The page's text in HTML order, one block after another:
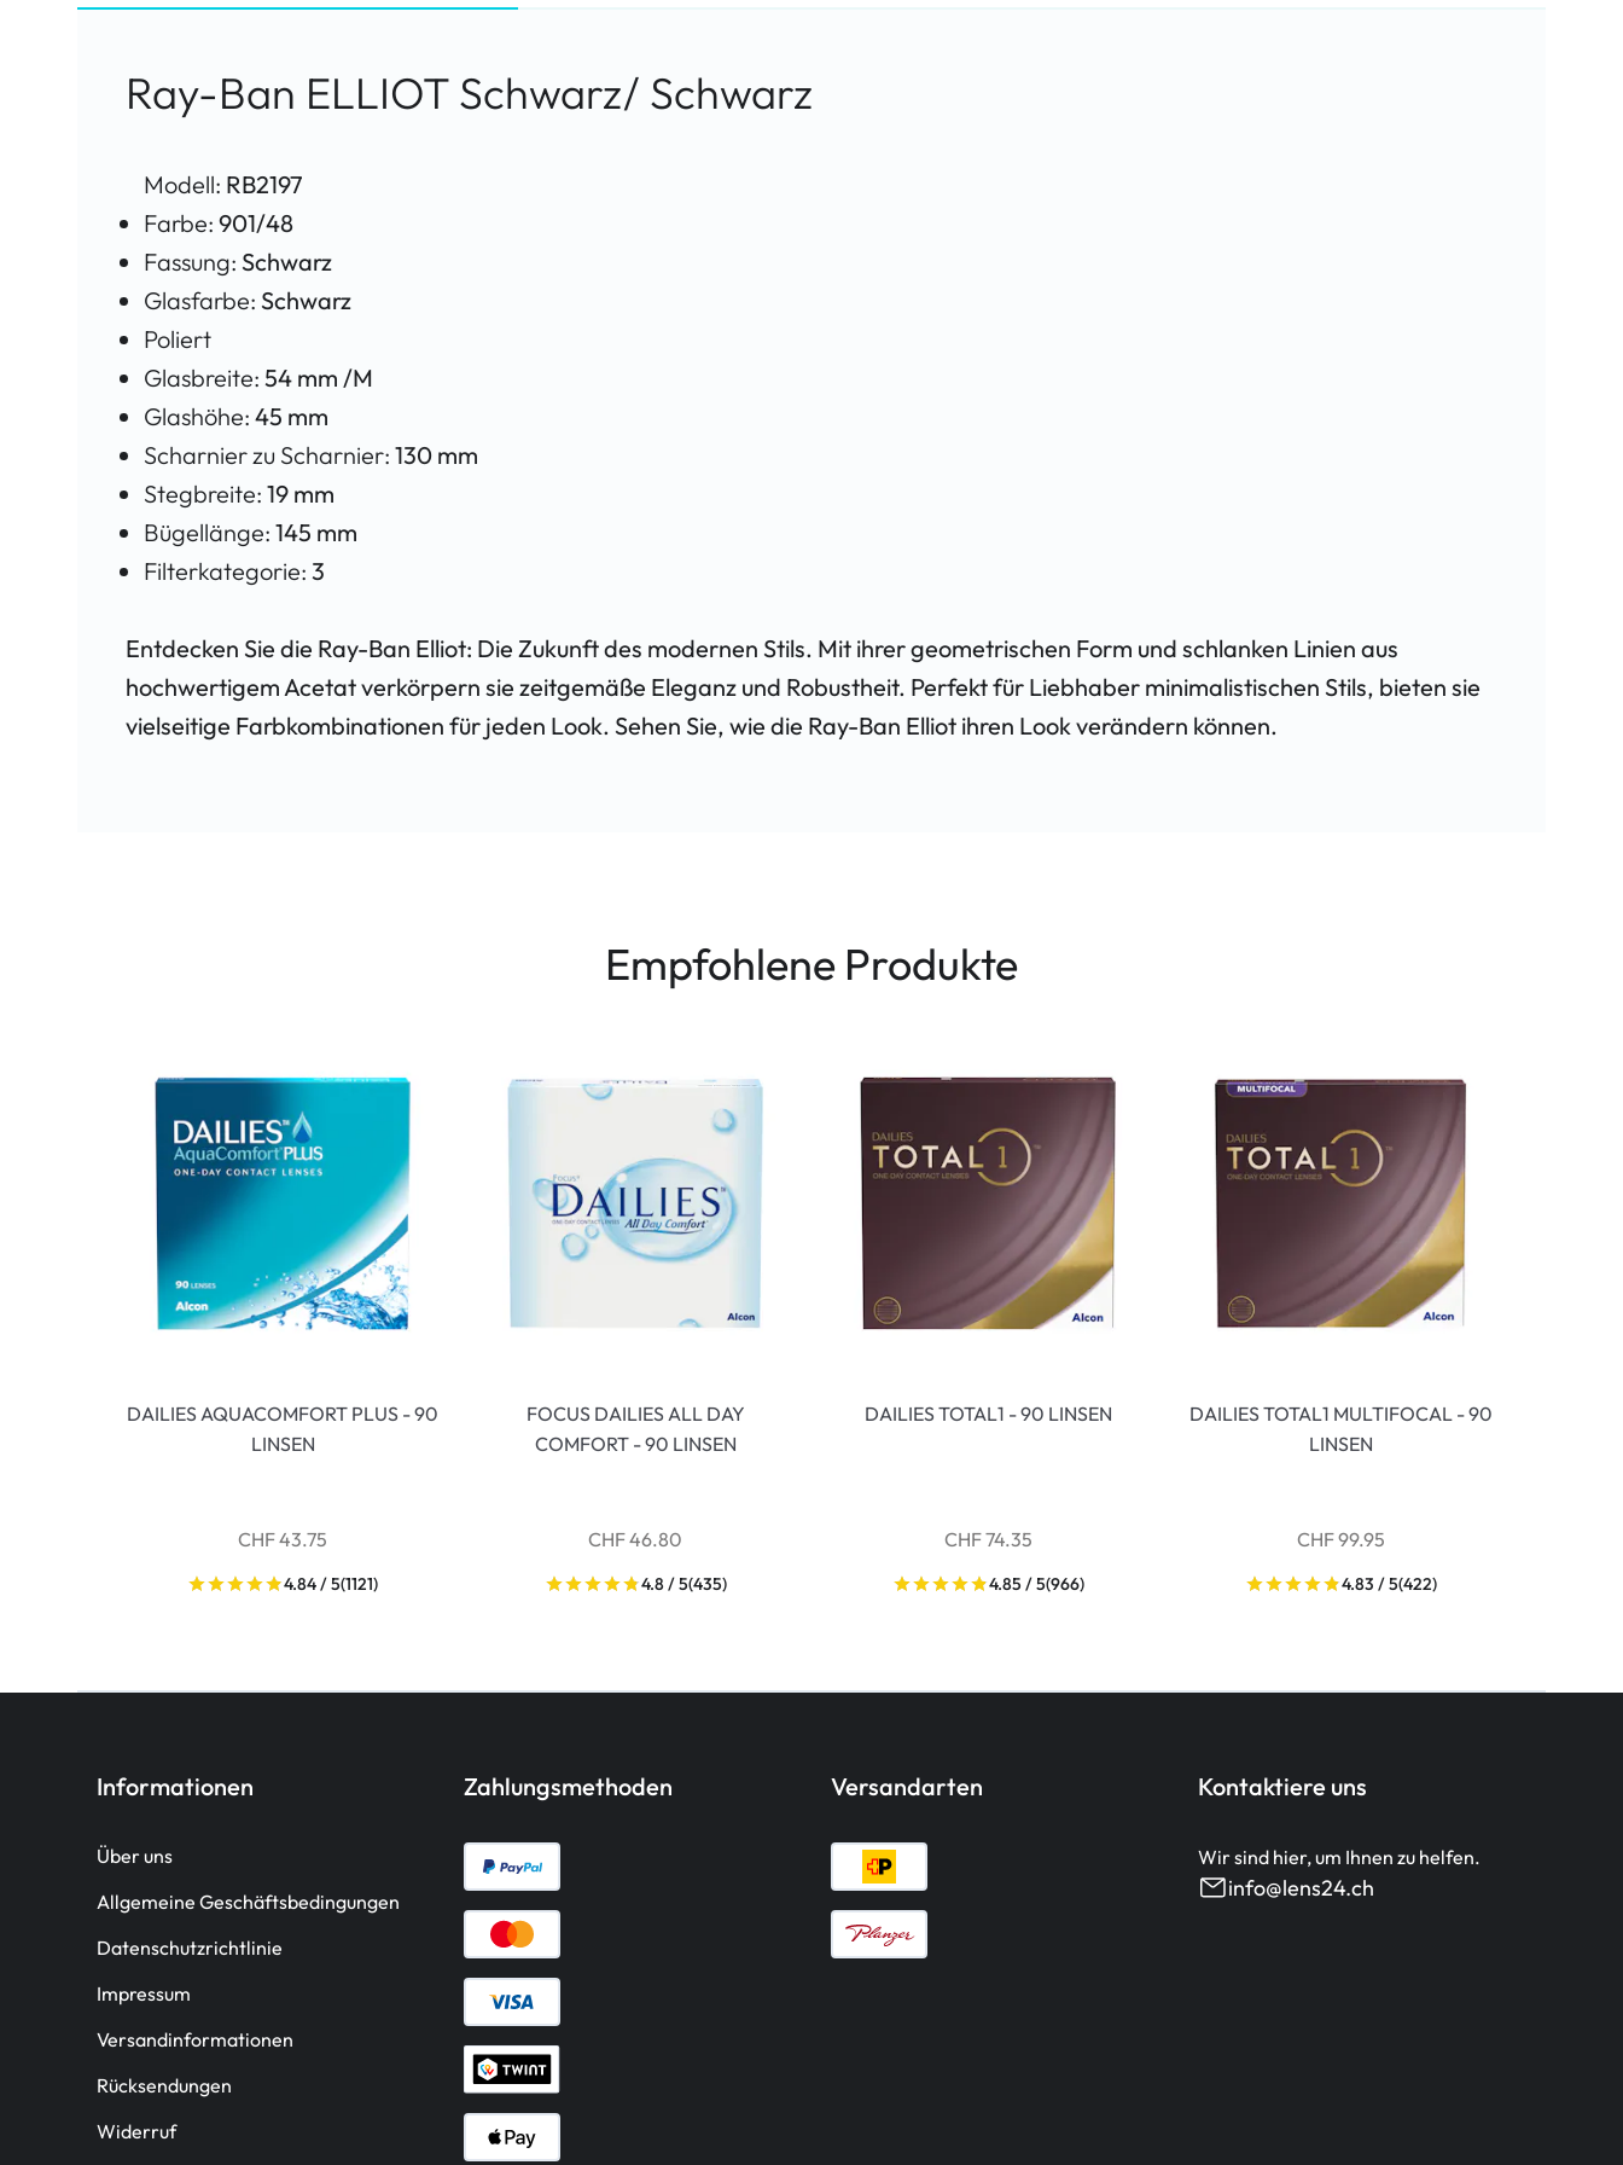
Ray-Ban ELLIOT Schwarz/ Schwarz
Modell: RB2197
Farbe: 901/48
Fassung: Schwarz
Glasfarbe: Schwarz
Poliert
Glasbreite: 54 mm /M
Glashöhe: 45 mm
Scharnier zu Scharnier: 130 mm
Stegbreite: 19 mm
Bügellänge: 145 mm
Filterkategorie: 3
Entdecken Sie die Ray-Ban Elliot: Die Zukunft des modernen Stils. Mit ihrer geometrischen Form und schlanken Linien aus
hochwertigem Acetat verkörpern sie zeitgemäße Eleganz und Robustheit. Perfekt für Liebhaber minimalistischen Stils, bieten sie
vielseitige Farbkombinationen für jeden Look. Sehen Sie, wie die Ray-Ban Elliot ihren Look verändern können.
Empfohlene Produkte
DAILIES AQUACOMFORT PLUS - 90
LINSEN
CHF 43.75
4.84 / 5(1121)
FOCUS DAILIES ALL DAY
COMFORT - 90 LINSEN
CHF 46.80
4.8 / 5(435)
DAILIES TOTAL1 - 90 LINSEN
CHF 74.35
4.85 / 5(966)
DAILIES TOTAL1 MULTIFOCAL - 90
LINSEN
CHF 99.95
4.83 / 5(422)
Informationen
Über uns
Allgemeine Geschäftsbedingungen
Datenschutzrichtlinie
Impressum
Versandinformationen
Rücksendungen
Widerruf
Zahlungsmethoden Versandarten Kontaktiere uns
Wir sind hier, um Ihnen zu helfen.
info@lens24.ch